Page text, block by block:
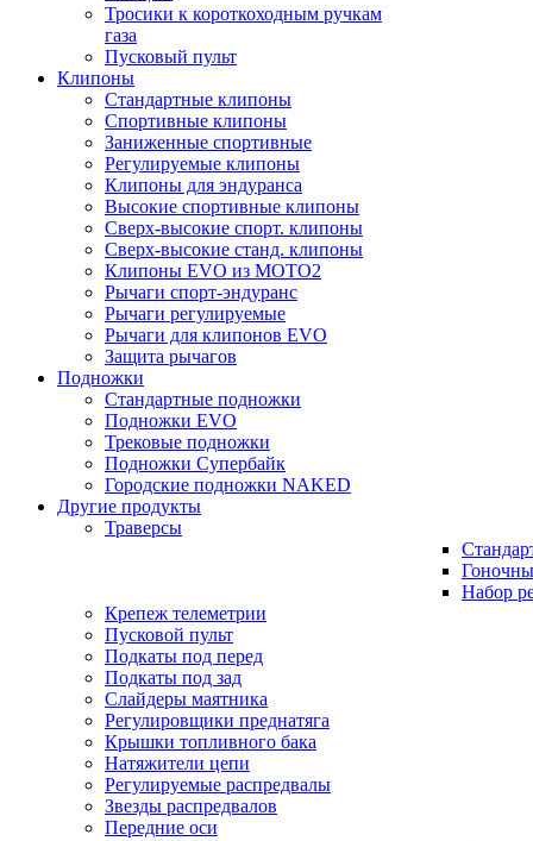
Тросики к короткоходным ручкам
газа
Пусковый пульт
Клипоны
Стандартные клипоны
Спортивные клипоны
Заниженные спортивные
Регулируемые клипоны
Клипоны для эндуранса
Высокие спортивные клипоны
Сверх-высокие спорт. клипоны
Сверх-высокие станд. клипоны
Клипоны EVO из MOTO2
Рычаги спорт-эндуранс
Рычаги регулируемые
Рычаги для клипонов EVO
Защита рычагов
Подножки
Стандартные подножки
Подножки EVO
Трековые подножки
Подножки Супербайк
Городские подножки NAKED
Другие продукты
Траверсы
Набор
Крепеж телеметрии
Пусковой пульт
Подкаты под перед
Подкаты под зад
Слайдеры маятника
Регулировщики преднатяга
Крышки топливного бака
Натяжители цепи
Регулируемые распредвалы
Звезды распредвалов
Передние оси